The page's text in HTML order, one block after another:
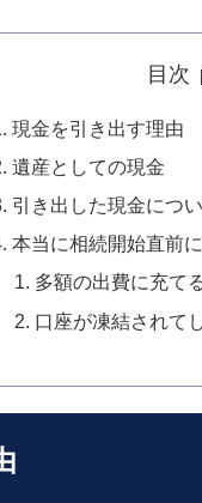
目次
現金を引き出す理由
遺産としての現金
引き出した現金につ
本当に相続開始直前
多額の出費に充
口座が凍結され